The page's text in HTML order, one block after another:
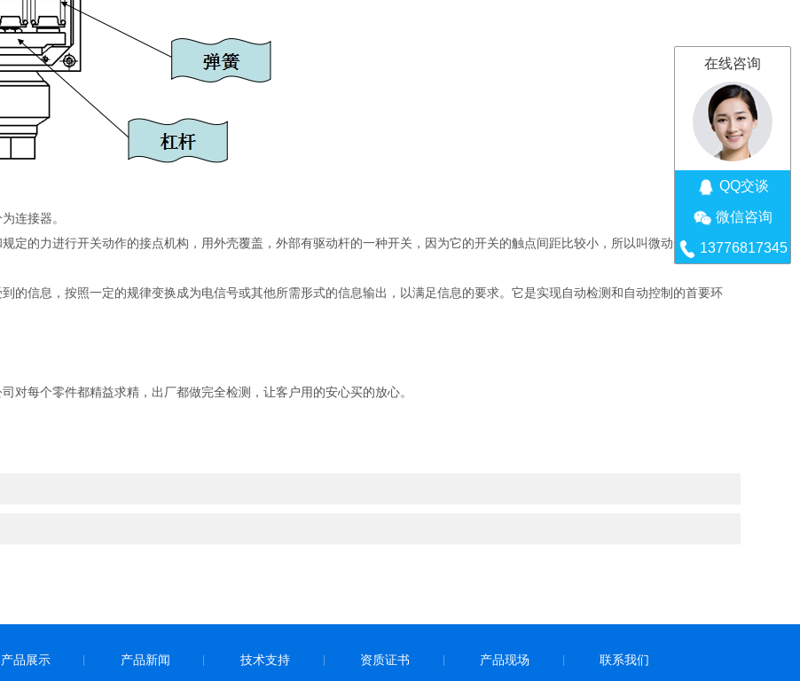
连接器。
定的力进行开关动作的接点机构，用外壳覆盖，外部有驱动杆的一种开关，因为它的开关的触点间距比较小，所以叫微动开关，也有
的信息，按照一定的规律变换成为电信号或其他所需形式的信息输出，以满足信息的要求。它是实现自动检测和自动控制的首要环
对每个零件都精益求精，出厂都做完全检测，让客户用的安心买的放心。
产品展示 产品新闻 技术支持 资质证书 产品现场 联系我们
在线咨询
QQ交谈
微信咨询
13776817345